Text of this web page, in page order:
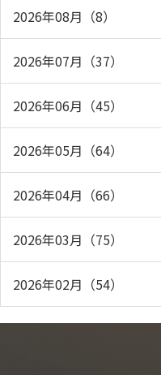
2026年08月（8）
2026年07月（37）
2026年06月（45）
2026年05月（64）
2026年04月（66）
2026年03月（75）
2026年02月（54）